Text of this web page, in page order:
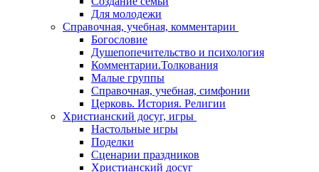
Для молодежи
Справочная, учебная, комментарии
Богословие
Душепопечительство и психология
Комментарии.Толкования
Малые группы
Справочная, учебная, симфонии
Церковь. История. Религии
Христианский досуг, игры
Настольные игры
Поделки
Сценарии праздников
Христианский досуг